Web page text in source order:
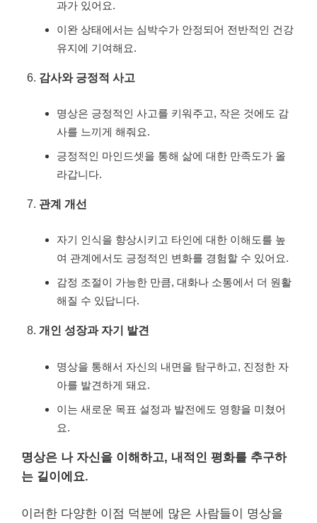
과가 있어요.
이완 상태에서는 심박수가 안정되어 전반적인 건강
유지에 기여해요.
감사와 긍정적 사고
명상은 긍정적인 사고를 키워주고, 작은 것에도 감
사를 느끼게 해줘요.
긍정적인 마인드셋을 통해 삶에 대한 만족도가 올
라갑니다.
관계 개선
자기 인식을 향상시키고 타인에 대한 이해도를 높
여 관계에서도 긍정적인 변화를 경험할 수 있어요.
감정 조절이 가능한 만큼, 대화나 소통에서 더 원활
해질 수 있답니다.
개인 성장과 자기 발견
명상을 통해서 자신의 내면을 탐구하고, 진정한 자
아를 발견하게 돼요.
이는 새로운 목표 설정과 발전에도 영향을 미쳤어
요.
명상은 나 자신을 이해하고, 내적인 평화를 추구하
는 길이에요.
이러한 다양한 이점 덕분에 많은 사람들이 명상을